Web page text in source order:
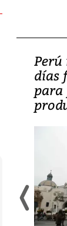
Perú
días
para